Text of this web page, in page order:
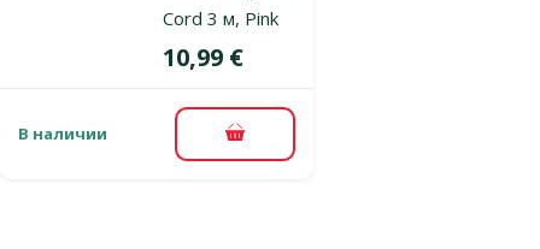
Cord 3 м, Pink
Цена
10,99 €
В наличии В корзину